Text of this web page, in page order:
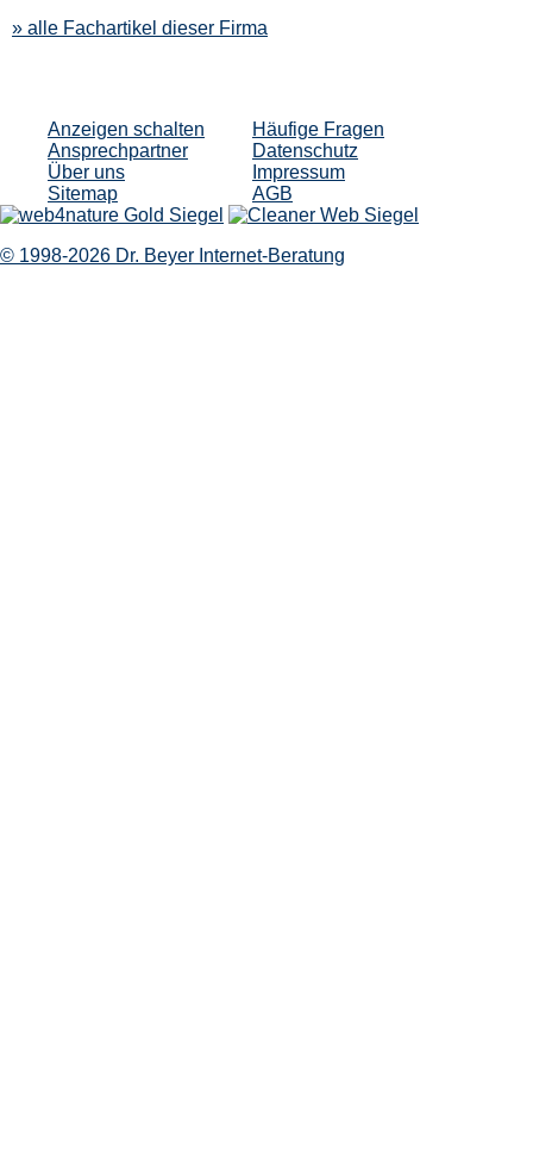
» alle Fachartikel dieser Firma
Anzeigen schalten
Ansprechpartner
Über uns
Sitemap
Häufige Fragen
Datenschutz
Impressum
AGB
© 1998-2026 Dr. Beyer Internet-Beratung